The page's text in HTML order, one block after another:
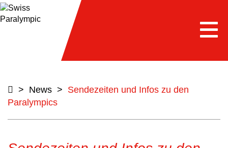
> News > Sendezeiten und Infos zu den
Paralympics